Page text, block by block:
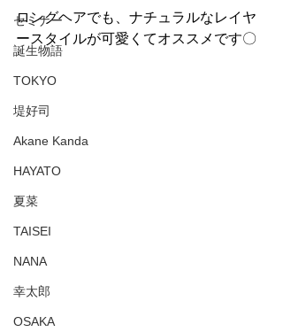
セミナー
誕生物語
TOKYO
堤好司
Akane Kanda
HAYATO
夏菜
TAISEI
NANA
幸太郎
OSAKA
ロングヘアでも、ナチュラルなレイヤ
ースタイルが可愛くてオススメです〇